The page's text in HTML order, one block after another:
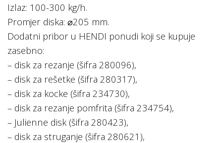
Izlaz: 100-300 kg/h.
Promjer diska: ⌀205 mm.
Dodatni pribor u HENDI ponudi koji se kupuje
zasebno:
– disk za rezanje (šifra 280096),
– disk za rešetke (šifra 280317),
– disk za kocke (šifra 234730),
– disk za rezanje pomfrita (šifra 234754),
– Julienne disk (šifra 280423),
– disk za struganje (šifra 280621),